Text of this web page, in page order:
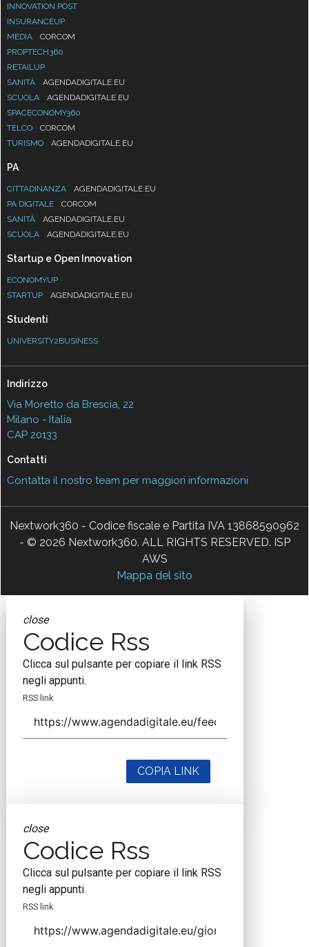
INNOVATION POST
INSURANCEUP
MEDIA
CORCOM
PROPTECH360
RETAILUP
SANITÀ
AGENDADIGITALE.EU
SCUOLA
AGENDADIGITALE.EU
SPACECONOMY360
TELCO
CORCOM
TURISMO
AGENDADIGITALE.EU
PA
CITTADINANZA
AGENDADIGITALE.EU
PA DIGITALE
CORCOM
SANITÀ
AGENDADIGITALE.EU
SCUOLA
AGENDADIGITALE.EU
Startup e Open Innovation
ECONOMYUP
STARTUP
AGENDADIGITALE.EU
Studenti
UNIVERSITY2BUSINESS
Indirizzo
Via Moretto da Brescia, 22
Milano - Italia
CAP 20133
Contatti
Contatta il nostro team per maggiori informazioni
Nextwork360 - Codice fiscale e Partita IVA 13868590962
- © 2026 Nextwork360. ALL RIGHTS RESERVED. ISP
AWS
Mappa del sito
close
Codice Rss
Clicca sul pulsante per copiare il link RSS
negli appunti.
RSS link
COPIA LINK
close
Codice Rss
Clicca sul pulsante per copiare il link RSS
negli appunti.
RSS link